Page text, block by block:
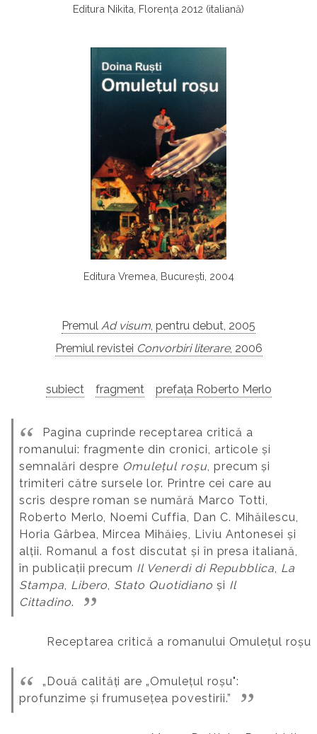
Editura Nikita, Florența 2012 (italiană)
Editura Vremea, București, 2004
Premul Ad visum, pentru debut, 2005
Premiul revistei Convorbiri literare, 2006
subiect fragment prefața Roberto Merlo
Pagina cuprinde receptarea critică a
romanului: fragmente din cronici, articole și
semnalări despre Omulețul roșu, precum și
trimiteri către sursele lor. Printre cei care au
scris despre roman se numără Marco Totti,
Roberto Merlo, Noemi Cuffia, Dan C. Mihăilescu,
Horia Gârbea, Mircea Mihăieș, Liviu Antonesei și
alții. Romanul a fost discutat și în presa italiană,
în publicații precum Il Venerdì di Repubblica, La
Stampa, Libero, Stato Quotidiano și Il
Cittadino.
Receptarea critică a romanului Omulețul roșu
„Două calități are „Omulețul roșu":
profunzime și frumusețea povestirii.”